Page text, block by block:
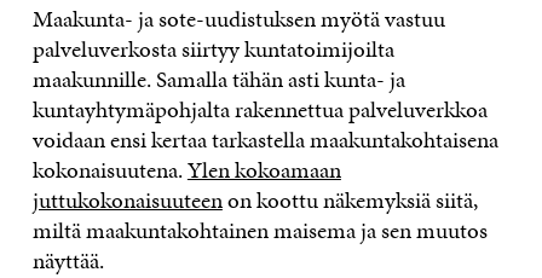
Maakunta- ja sote-uudistuksen myötä vastuu
palveluverkosta siirtyy kuntatoimijoilta
maakunnille. Samalla tähän asti kunta- ja
kuntayhtymäpohjalta rakennettua palveluverkkoa
voidaan ensi kertaa tarkastella maakuntakohtaisena
kokonaisuutena.Ylen kokoamaan
juttukokonaisuuteenon koottu näkemyksiä siitä,
miltä maakuntakohtainen maisema ja sen muutos
näyttää.